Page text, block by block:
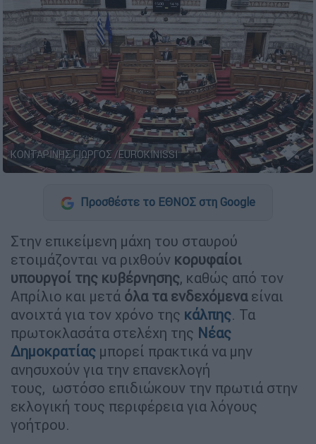
ΚΟΝΤΑΡΙΝΗΣ ΓΙΩΡΓΟΣ /EUROKINISSI
Προσθέστε το ΕΘΝΟΣ στη Google
Στην επικείμενη μάχη του σταυρού
ετοιμάζονται να ριχθούν κορυφαίοι
υπουργοί της κυβέρνησης, καθώς από τον
Απρίλιο και μετά όλα τα ενδεχόμεναείναι
ανοιχτά για τον χρόνο της κάλπης. Τα
πρωτοκλασάτα στελέχη της Νέας
Δημοκρατίας μπορεί πρακτικά να μην
ανησυχούν για την επανεκλογή
τους, ωστόσο επιδιώκουν την πρωτιά στην
εκλογική τους περιφέρεια για λόγους
γοήτρου.